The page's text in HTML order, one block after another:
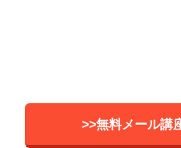
>>無料メール講